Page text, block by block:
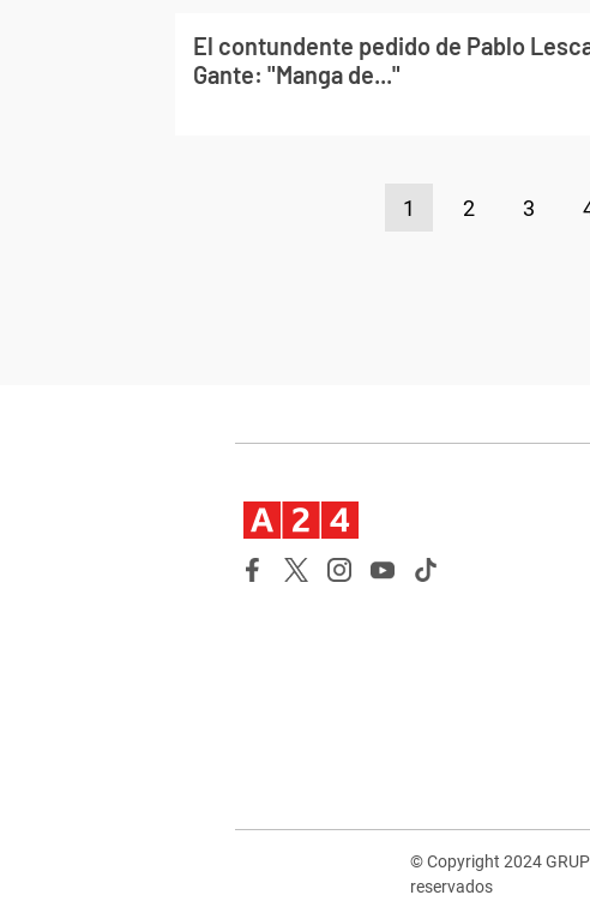
El contundente pedido de Pablo
Gante: "Manga de..."
1 2 3
© Copyright 2024
reservados